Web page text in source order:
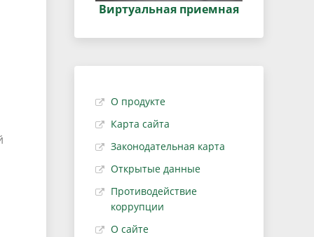
Виртуальная приемная
О продукте
Карта сайта
Законодательная карта
Открытые данные
Противодействие
коррупции
О сайте